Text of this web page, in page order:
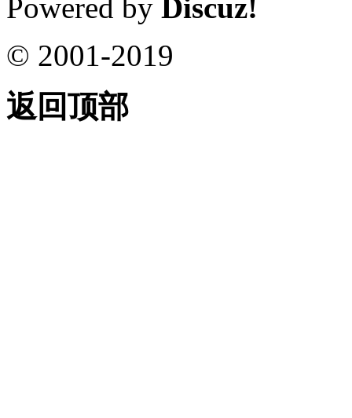
Powered by Discuz!
© 2001-2019
返回顶部